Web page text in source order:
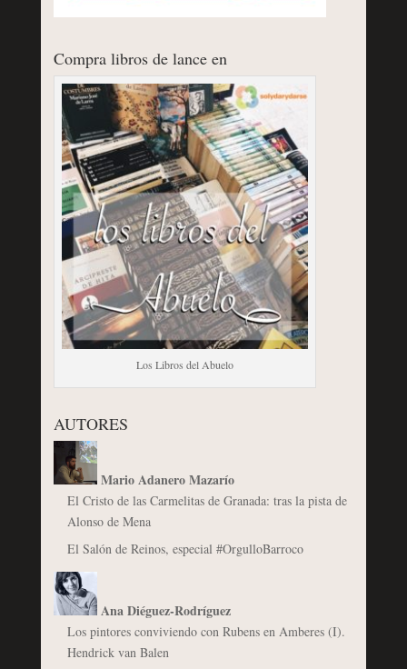
Compra libros de lance en
Los Libros del Abuelo
AUTORES
Mario Adanero Mazarío
El Cristo de las Carmelitas de Granada: tras la pista de
Alonso de Mena
El Salón de Reinos, especial #OrgulloBarroco
Ana Diéguez-Rodríguez
Los pintores conviviendo con Rubens en Amberes (I).
Hendrick van Balen